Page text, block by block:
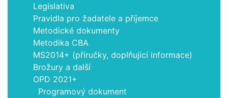
Legislativa
Pravidla pro žadatele a příjemce
Metodické dokumenty
Metodika CBA
MS2014+ (příručky, doplňující informace)
Brožury a další
OPD 2021+
Programový dokument